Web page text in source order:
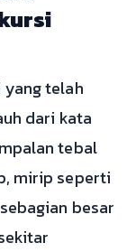
yang telah
dari kata
tebal
mirip seperti
besar